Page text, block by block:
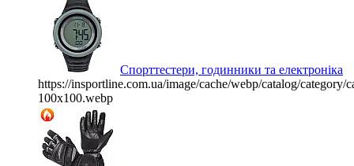
Спорттестери, годинники та електроніка
https://insportline.com.ua/image/cache/webp/catalog/category/
100x100.webp